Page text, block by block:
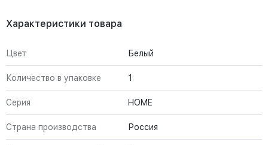
Характеристики товара
Цвет Белый
Количество в упаковке 1
Серия HOME
Страна производства Россия